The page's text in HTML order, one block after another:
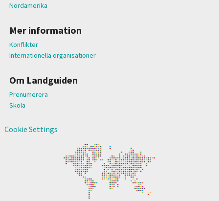
Nordamerika
Mer information
Konflikter
Internationella organisationer
Om Landguiden
Prenumerera
Skola
Cookie Settings